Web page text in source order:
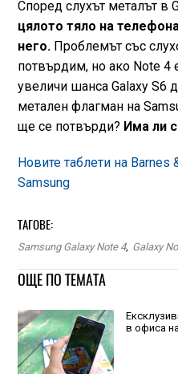
Според слухът металът в
цялото тяло на
него. Проблемът със
потвърдим, но ако Note 4
увеличи шанса Galaxy S6
метален флагман на
ще се потвърди? Има ли
Новите таблети на
Samsung
ТАГОВЕ:
Samsung Galaxy Note 4, Galaxy
ОЩЕ ПО ТЕМАТА
в офиса